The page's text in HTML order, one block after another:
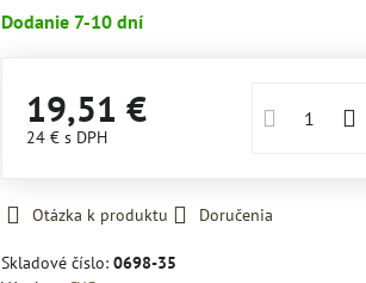
Dodanie 7-10 dní
19,51 €
24 € s DPH
Otázka k produktu Doručenia
Skladové číslo: 0698-35